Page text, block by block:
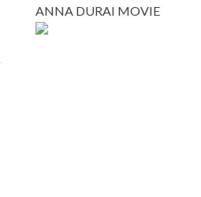
ANNA DURAI MOVIE